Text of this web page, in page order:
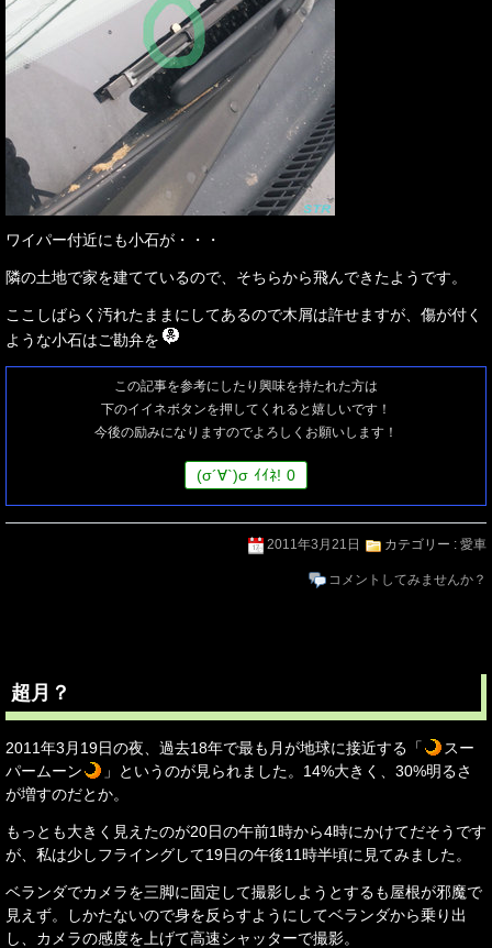
ワイパー付近にも小石が・・・
隣の土地で家を建てているので、そちらから飛んできたようです。
ここしばらく汚れたままにしてあるので木屑は許せますが、傷が付く
ような小石はご勘弁を
この記事を参考にしたり興味を持たれた方は
下のイイネボタンを押してくれると嬉しいです！
今後の励みになりますのでよろしくお願いします！
(σ´∀`)σ ｲｲﾈ! 0
2011年3月21日 カテゴリー : 愛車
コメントしてみませんか？
超月？
2011年3月19日の夜、過去18年で最も月が地球に接近する「
スー
パームーン
」というのが見られました。14%大きく、30%明るさ
が増すのだとか。
もっとも大きく見えたのが20日の午前1時から4時にかけてだそうです
が、私は少しフライングして19日の午後11時半頃に見てみました。
ベランダでカメラを三脚に固定して撮影しようとするも屋根が邪魔で
見えず。しかたないので身を反らすようにしてベランダから乗り出
し、カメラの感度を上げて高速シャッターで撮影。